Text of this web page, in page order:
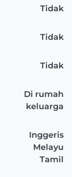
Tidak
Tidak
Tidak
Di rumah
keluarga
Inggeris
Melayu
Tamil